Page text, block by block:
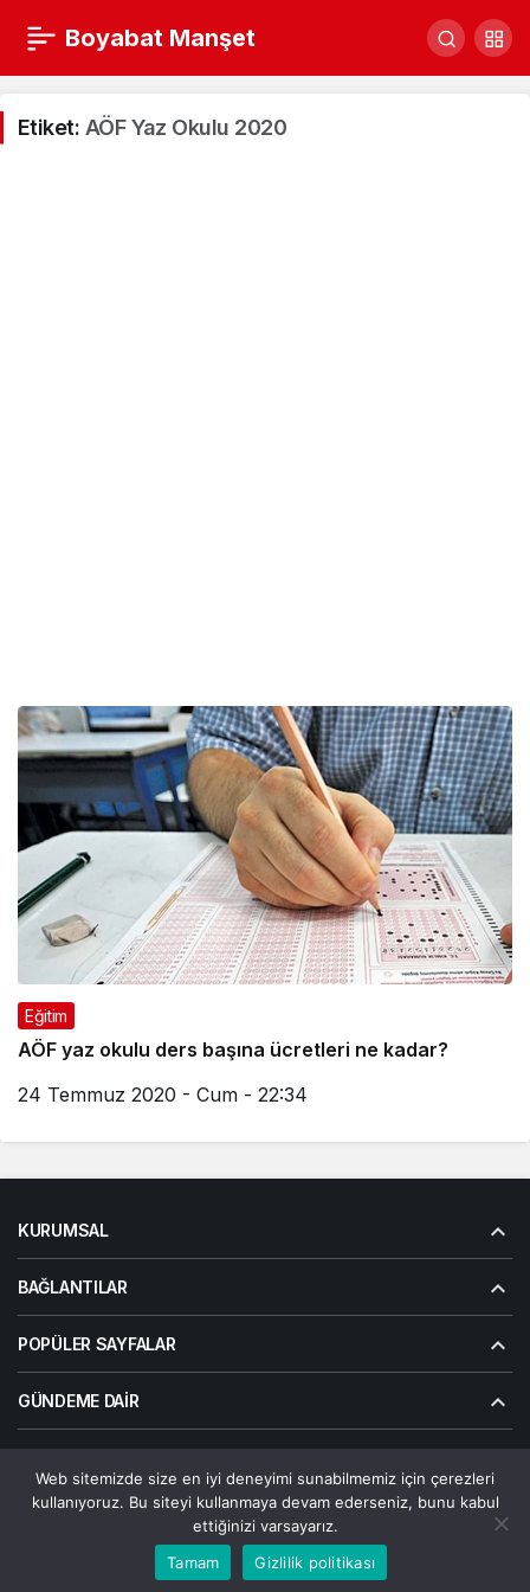
Boyabat Manşet
Etiket: AÖF Yaz Okulu 2020
Eğitim
AÖF yaz okulu ders başına ücretleri ne kadar?
24 Temmuz 2020 - Cum - 22:34
Bu web sitesinde en iyi deneyimi yaşamanızı sağlamak
için çerezler kullanılmaktadır.
KURUMSAL
BAĞLANTILAR
POPÜLER SAYFALAR
GÜNDEME DAIR
© Telif Hakkı 2026, Tüm Hakları Saklıdır | Alanalp İnternet
Çözümler
Gizlilik Politikası Hakkımızda
Web sitemizde size en iyi deneyimi sunabilmemiz için çerezleri
kullanıyoruz. Bu siteyi kullanmaya devam ederseniz, bunu kabul
ettiğinizi varsayarız.
Tamam
Gizlilik politikası